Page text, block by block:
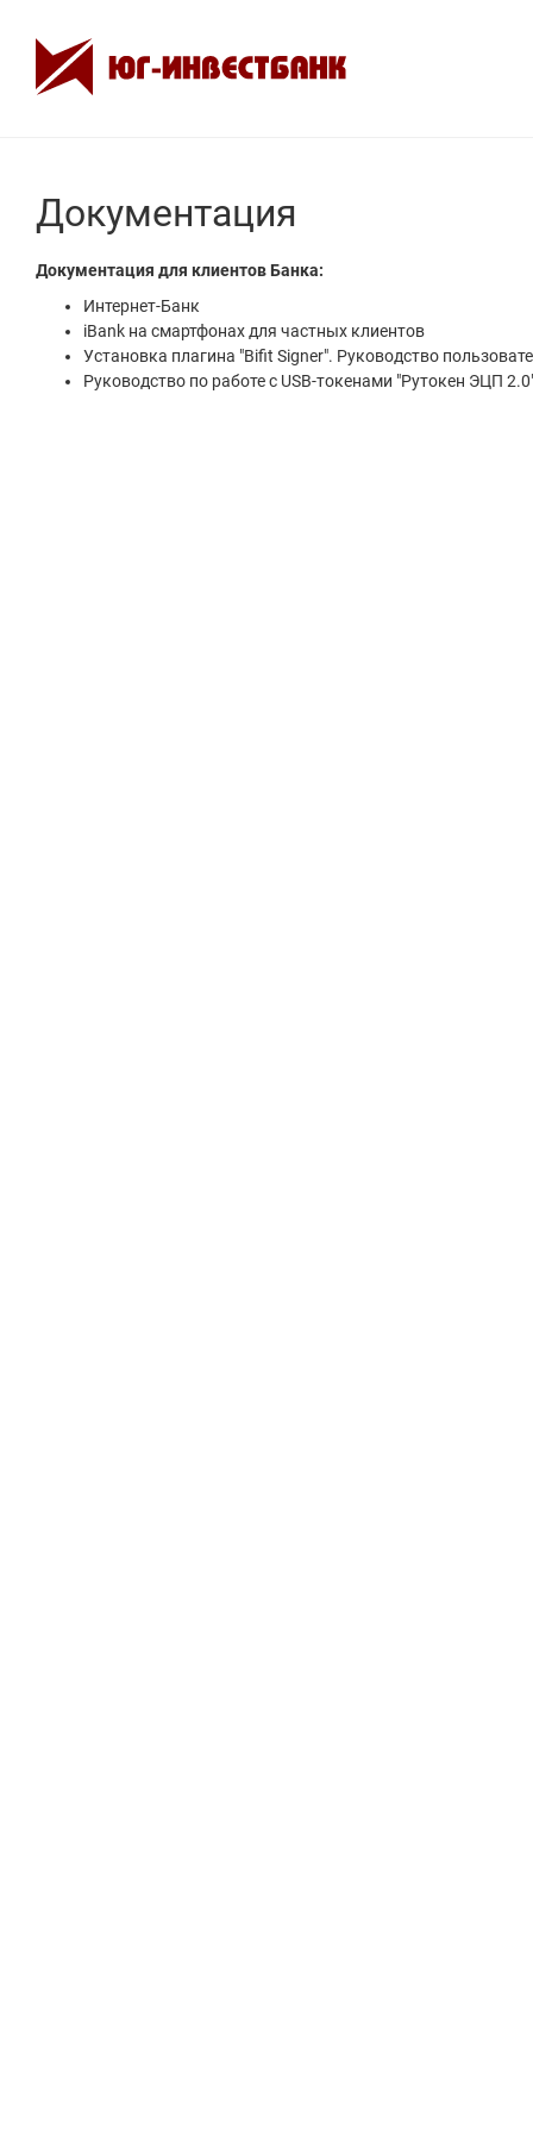
Документация
Документация для клиентов Банка:
Интернет-Банк
iBank на смартфонах для частных клиентов
Установка плагина "Bifit Signer". Руководство
Руководство по работе с USB-токенами "Рутокен ЭЦП